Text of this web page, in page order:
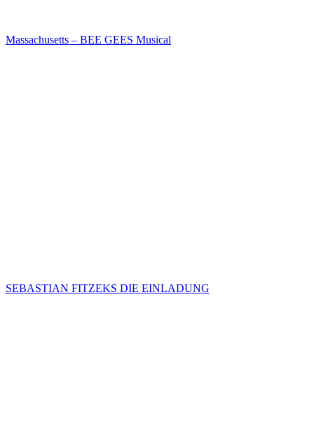
Massachusetts – BEE GEES Musical
SEBASTIAN FITZEKS DIE EINLADUNG